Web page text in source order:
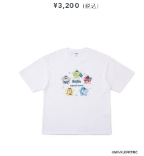
¥3,200 (税込)